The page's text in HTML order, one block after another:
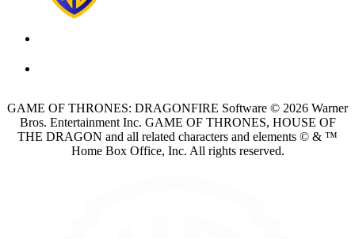
GAME OF THRONES: DRAGONFIRE Software © 2026 Warner
Bros. Entertainment Inc. GAME OF THRONES, HOUSE OF
THE DRAGON and all related characters and elements © & ™
Home Box Office, Inc. All rights reserved.